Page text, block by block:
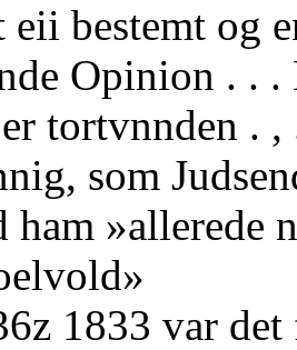
bestemt og
Opinion . . .
tortvnnden . ,
som
ham »allerede
1833 var